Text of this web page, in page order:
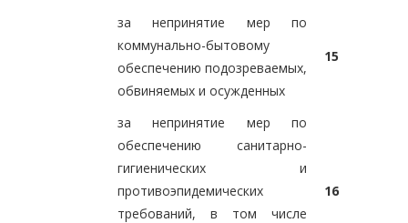
за непринятие мер по
коммунально-бытовому
обеспечению подозреваемых,
обвиняемых и осужденных
15
за непринятие мер по
обеспечению санитарно-
гигиенических и
противоэпидемических
требований, в том числе
16